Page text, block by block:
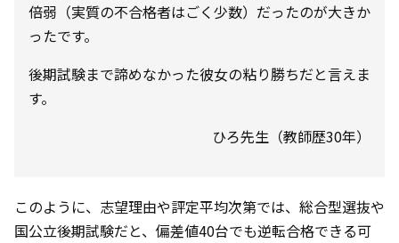
倍弱（実質の不合格者はごく少数）だったのが大きか
ったです。
後期試験まで諦めなかった彼女の粘り勝ちだと言えま
す。
ひろ先生（教師歴30年）
このように、志望理由や評定平均次第では、総合型選抜や
国公立後期試験だと、偏差値40台でも逆転合格できる可